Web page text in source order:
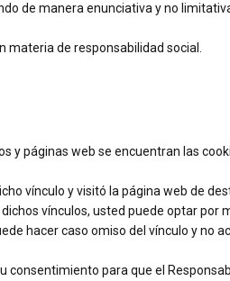
de manera enunciativa y no
materia de responsabilidad social.
páginas web se encuentran las
vínculo y visitó la página web de
vínculos, usted puede optar
hacer caso omiso del vínculo y no
para que el